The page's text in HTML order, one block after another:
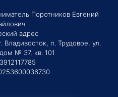
Поротников Евгений
адрес
п. Трудовое, ул.
№ 37, кв. 101